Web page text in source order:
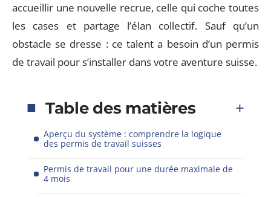
accueillir une nouvelle recrue, celle qui coche toutes
les cases et partage l’élan collectif. Sauf qu’un
obstacle se dresse : ce talent a besoin d’un permis
de travail pour s’installer dans votre aventure suisse.
Table des matières
Aperçu du système : comprendre la logique
des permis de travail suisses
Permis de travail pour une durée maximale de
4 mois